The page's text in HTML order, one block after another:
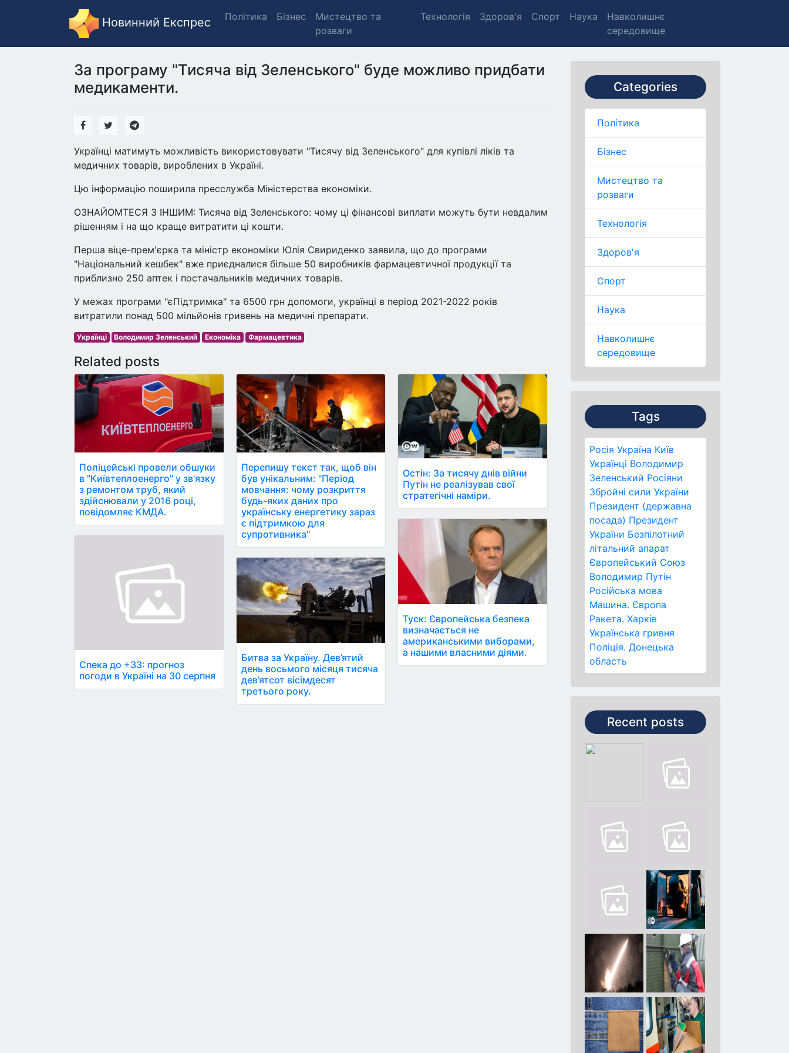
Новинний Експрес Політика Бізнес
Мистецтво та
розваги
Технологія Здоров'я Спорт Наука
Навколишнє
середовище
Categories
Політика
Бізнес
Мистецтво та
розваги
Технологія
Здоров'я
Спорт
Наука
Навколишнє
середовище
Tags
Росія Україна Київ
Українці Володимир
Зеленський Росіяни
Збройні сили України
Президент (державна
посада) Президент
України Безпілотний
літальний апарат
Європейський Союз
Володимир Путін
Російська мова
Машина. Європа
Ракета. Харків
Українська гривня
Поліція. Донецька
область
Recent posts
За програму "Тисяча від Зеленського" буде можливо придбати
медикаменти.
Українці матимуть можливість використовувати "Тисячу від Зеленського" для купівлі ліків та
медичних товарів, вироблених в Україні.
Цю інформацію поширила пресслужба Міністерства економіки.
ОЗНАЙОМТЕСЯ З ІНШИМ: Тисяча від Зеленського: чому ці фінансові виплати можуть бути невдалим
рішенням і на що краще витратити ці кошти.
Перша віце-прем'єрка та міністр економіки Юлія Свириденко заявила, що до програми
"Національний кешбек" вже приєдналися більше 50 виробників фармацевтичної продукції та
приблизно 250 аптек і постачальників медичних товарів.
У межах програми "єПідтримка" та 6500 грн допомоги, українці в період 2021-2022 років
витратили понад 500 мільйонів гривень на медичні препарати.
Українці Володимир Зеленський Економіка Фармацевтика
Related posts
Поліцейські провели обшуки
в "Київтеплоенерго" у зв'язку
з ремонтом труб, який
здійснювали у 2016 році,
повідомляє КМДА.
Спека до +33: прогноз
погоди в Україні на 30 серпня
Перепишу текст так, щоб він
був унікальним: "Період
мовчання: чому розкриття
будь-яких даних про
українську енергетику зараз
є підтримкою для
супротивника"
Битва за Україну. Дев’ятий
день восьмого місяця тисяча
дев’ятсот вісімдесят
третього року.
Остін: За тисячу днів війни
Путін не реалізував свої
стратегічні наміри.
Туск: Європейська безпека
визначається не
американськими виборами,
а нашими власними діями.